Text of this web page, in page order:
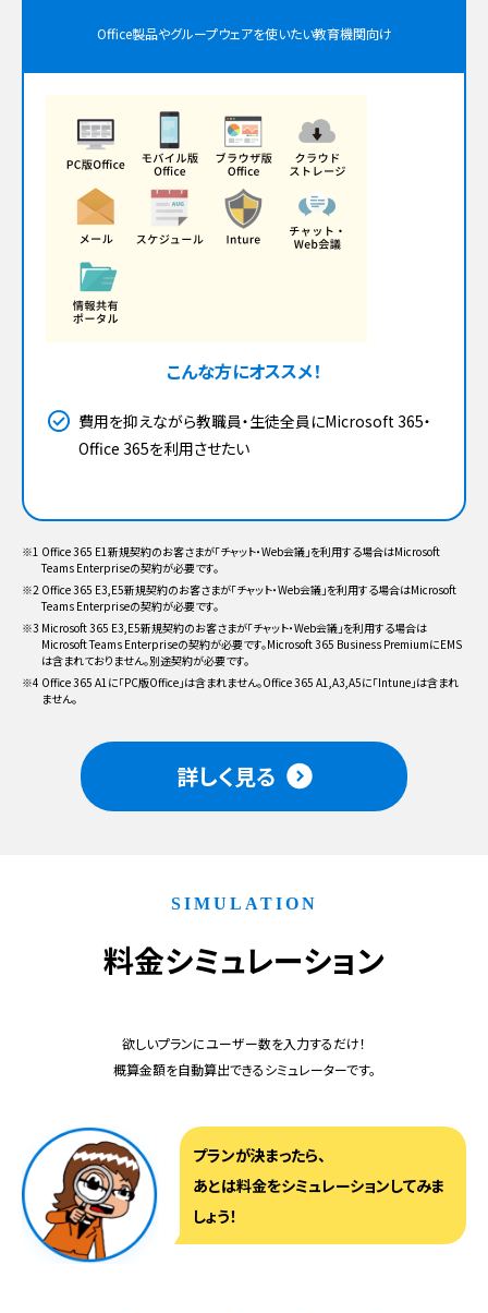
Office製品やグループウェアを使いたい教育機関向け
こんな方にオススメ！
費用を抑えながら教職員・生徒全員にMicrosoft 365・
Office 365を利用させたい
※1 Office 365 E1新規契約のお客さまが「チャット・Web会議」を利用する場合はMicrosoft
Teams Enterpriseの契約が必要です。
※2 Office 365 E3,E5新規契約のお客さまが「チャット・Web会議」を利用する場合はMicrosoft
Teams Enterpriseの契約が必要です。
※3 Microsoft 365 E3,E5新規契約のお客さまが「チャット・Web会議」を利用する場合は
Microsoft Teams Enterpriseの契約が必要です。Microsoft 365 Business PremiumにEMS
は含まれておりません。別途契約が必要です。
※4 Office 365 A1に「PC版Office」は含まれません。Office 365 A1,A3,A5に「Intune」は含まれ
ません。
詳しく見る
SIMULATION
料金シミュレーション
欲しいプランにユーザー数を入力するだけ！
概算金額を自動算出できるシミュレーターです。
プランが決まったら、
あとは料金をシミュレーションしてみま
しょう！